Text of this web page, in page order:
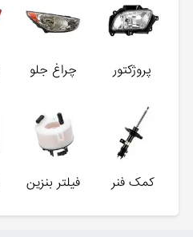
پروژکتور چراغ جلو
کمک فنر فیلتر بنزین